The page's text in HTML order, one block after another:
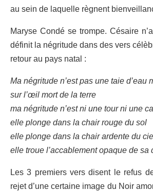
au sein de laquelle règnent
Maryse Condé se trompe. Césaire
définit la négritude dans des vers
retour au pays natal :
Ma négritude n’est pas une taie d’eau
sur l’œil mort de la terre
ma négritude n’est ni une tour ni une
elle plonge dans la chair rouge du sol
elle plonge dans la chair ardente du
elle troue l’accablement opaque de sa
Les 3 premiers vers disent le refus
rejet d’une certaine image du Noir